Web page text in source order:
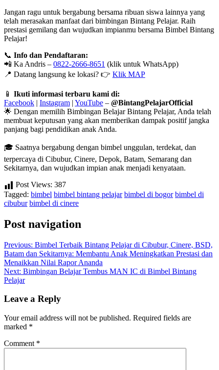
Jangan ragu untuk bergabung bersama ribuan siswa lainnya yang
telah merasakan manfaat dari bimbingan Bintang Pelajar. Raih
prestasi gemilang dan wujudkan impianmu bersama Bimbel Bintang
Pelajar!
📞 Info dan Pendaftaran:
📲 Ka Andris – 0822-2666-8651 (klik untuk WhatsApp)
📍 Datang langsung ke lokasi? 👉 Klik MAP
📱 Ikuti informasi terbaru kami di:
Facebook | Instagram | YouTube – @BintangPelajarOfficial
🌟 Dengan memilih Bimbingan Belajar Bintang Pelajar, Anda telah
membuat keputusan yang akan memberikan dampak positif jangka
panjang bagi pendidikan anak Anda.
🎓 Saatnya bergabung dengan bimbel unggulan, terdekat, dan
terpercaya di Cibubur, Cinere, Depok, Batam, Semarang dan
Sekitarnya, dan wujudkan impian anak menjadi kenyataan.
Post Views: 387
Tagged: bimbel bimbel bintang pelajar bimbel di bogor bimbel di
cibubur bimbel di cinere
Post navigation
Previous: Bimbel Terbaik Bintang Pelajar di Cibubur, Cinere, BSD,
Batam dan Sekitarnya: Membantu Anak Meningkatkan Prestasi dan
Menaikkan Nilai Rapor Ananda
Next: Bimbingan Belajar Tembus MAN IC di Bimbel Bintang
Pelajar
Leave a Reply
Your email address will not be published. Required fields are
marked *
Comment *